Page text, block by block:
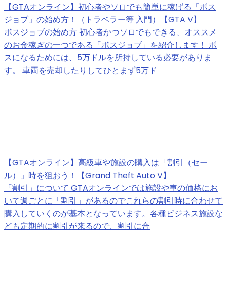
【GTAオンライン】初心者やソロでも簡単に稼げる「ボス
ジョブ」の始め方！（トラベラー等 入門）【GTA V】
ボスジョブの始め方 初心者かつソロでもできる、オススメ
のお金稼ぎの一つである「ボスジョブ」を紹介します！ ボ
スになるためには、5万ドルを所持している必要がありま
す。 車両を売却したりしてひとまず5万ド
【GTAオンライン】高級車や施設の購入は「割引（セー
ル）」時を狙おう！【Grand Theft Auto V】
「割引」について GTAオンラインでは施設や車の価格にお
いて週ごとに「割引」があるのでこれらの割引時に合わせて
購入していくのが基本となっています。各種ビジネス施設な
ども定期的に割引が来るので、割引に合